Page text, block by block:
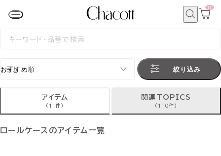
カ
0
検
絞り込み
アイテム
(11件)
関連TOPICS
(110件)
ロールケースのアイテム一覧